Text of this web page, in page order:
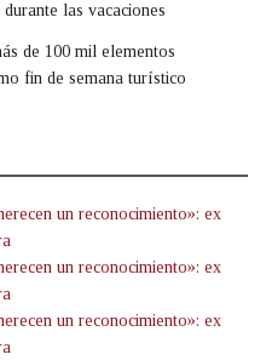
las vacaciones
de 100 mil elementos
fin de semana turístico
un reconocimiento»: ex
un reconocimiento»: ex
un reconocimiento»: ex